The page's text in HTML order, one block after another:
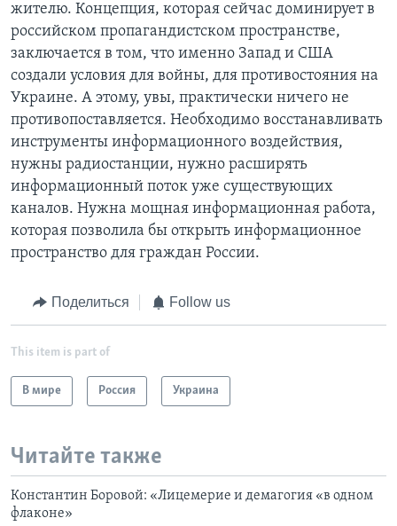
жителю. Концепция, которая сейчас доминирует в
российском пропагандистском пространстве,
заключается в том, что именно Запад и США
создали условия для войны, для противостояния на
Украине. А этому, увы, практически ничего не
противопоставляется. Необходимо восстанавливать
инструменты информационного воздействия,
нужны радиостанции, нужно расширять
информационный поток уже существующих
каналов. Нужна мощная информационная работа,
которая позволила бы открыть информационное
пространство для граждан России.
Поделиться Follow us
This item is part of
В мире Россия Украина
Читайте также
Константин Боровой: «Лицемерие и демагогия «в одном
флаконе»